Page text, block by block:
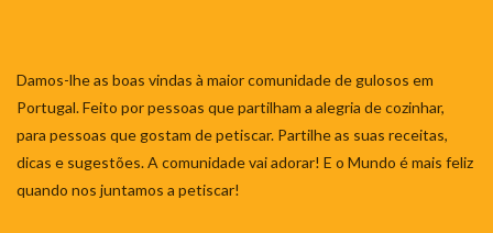
Damos-lhe as boas vindas à maior comunidade de gulosos em
Portugal. Feito por pessoas que partilham a alegria de cozinhar,
para pessoas que gostam de petiscar. Partilhe as suas receitas,
dicas e sugestões. A comunidade vai adorar! E o Mundo é mais feliz
quando nos juntamos a petiscar!